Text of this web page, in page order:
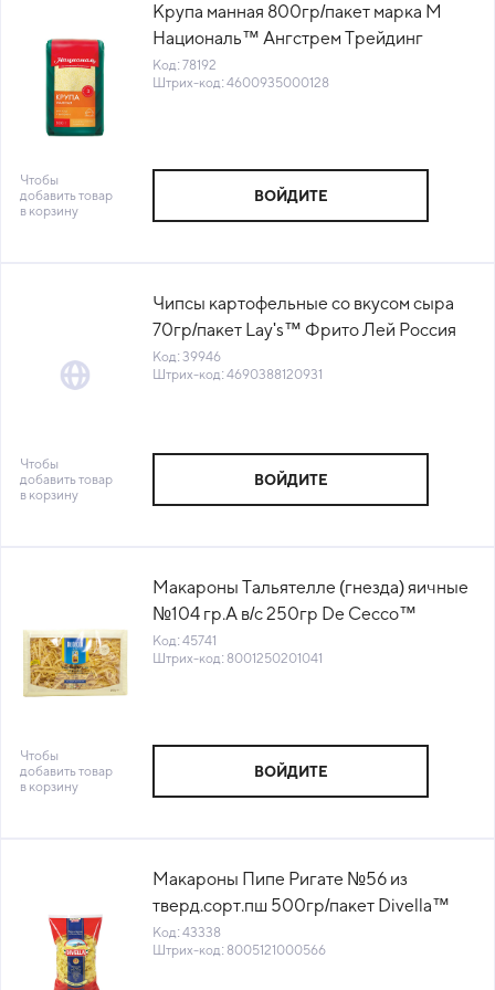
Крупа манная 800гр/пакет марка М
Националь™ Ангстрем Трейдинг
Россия (СПБ) (КОД 78192) (+18°С)
Код: 78192
Штрих-код: 4600935000128
Чтобы
добавить товар
в корзину
ВОЙДИТЕ
Чипсы картофельные со вкусом сыра
70гр/пакет Lay's™ Фрито Лей Россия
(КОД 39946) (+18°С)
Код: 39946
Штрих-код: 4690388120931
Чтобы
добавить товар
в корзину
ВОЙДИТЕ
Макароны Тальятелле (гнезда) яичные
№104 гр.А в/с 250гр De Cecco™
Италия (0UN2104) (КОД 45741) (+18°С)
Код: 45741
Штрих-код: 8001250201041
Чтобы
добавить товар
в корзину
ВОЙДИТЕ
Макароны Пипе Ригате №56 из
тверд.сорт.пш 500гр/пакет Divella™
Италия (КОД 43338) (+18°С)
Код: 43338
Штрих-код: 8005121000566